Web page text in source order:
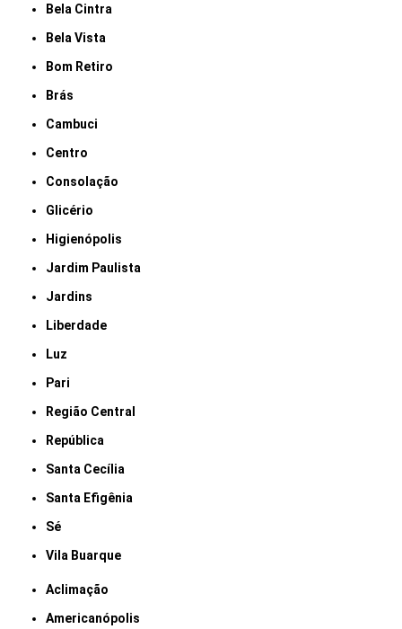
Bela Cintra
Bela Vista
Bom Retiro
Brás
Cambuci
Centro
Consolação
Glicério
Higienópolis
Jardim Paulista
Jardins
Liberdade
Luz
Pari
Região Central
República
Santa Cecília
Santa Efigênia
Sé
Vila Buarque
Aclimação
Americanópolis